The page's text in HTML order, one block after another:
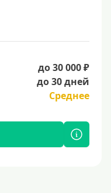
до 30 000 ₽
до 30 дней
Среднее